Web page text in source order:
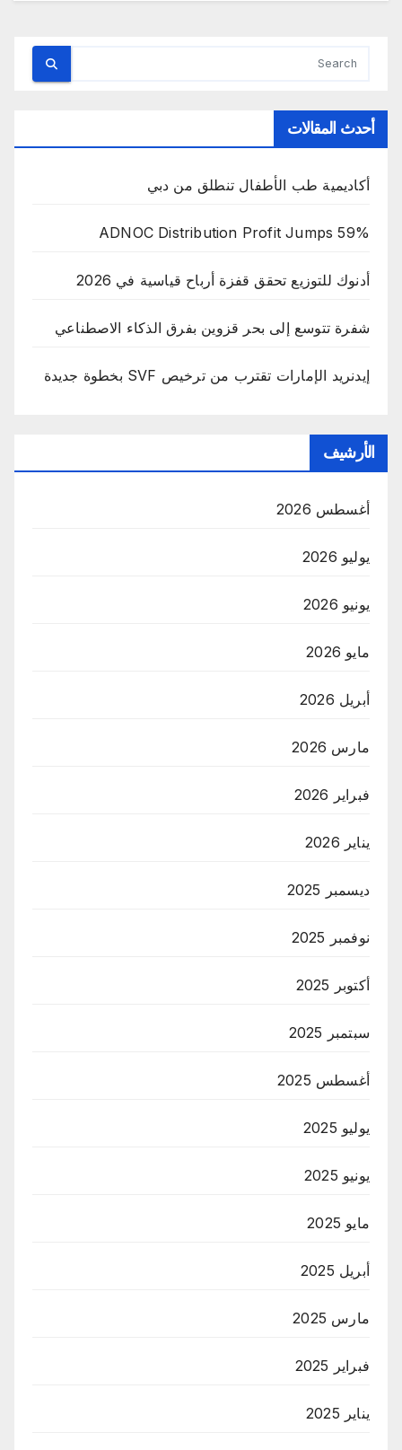
أحدث المقالات
أكاديمية طب الأطفال تنطلق من دبي
ADNOC Distribution Profit Jumps 59%
أدنوك للتوزيع تحقق قفزة أرباح قياسية في 2026
شفرة تتوسع إلى بحر قزوين بفرق الذكاء الاصطناعي
إيدنريد الإمارات تقترب من ترخيص SVF بخطوة جديدة
الأرشيف
أغسطس 2026
يوليو 2026
يونيو 2026
مايو 2026
أبريل 2026
مارس 2026
فبراير 2026
يناير 2026
ديسمبر 2025
نوفمبر 2025
أكتوبر 2025
سبتمبر 2025
أغسطس 2025
يوليو 2025
يونيو 2025
مايو 2025
أبريل 2025
مارس 2025
فبراير 2025
يناير 2025